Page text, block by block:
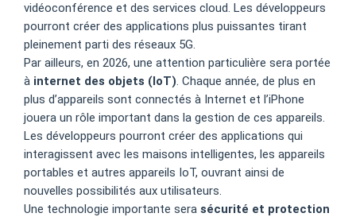
vidéoconférence et des services cloud. Les développeurs
pourront créer des applications plus puissantes tirant
pleinement parti des réseaux 5G.
Par ailleurs, en 2026, une attention particulière sera portée
à internet des objets (IoT). Chaque année, de plus en
plus d’appareils sont connectés à Internet et l’iPhone
jouera un rôle important dans la gestion de ces appareils.
Les développeurs pourront créer des applications qui
interagissent avec les maisons intelligentes, les appareils
portables et autres appareils IoT, ouvrant ainsi de
nouvelles possibilités aux utilisateurs.
Une technologie importante sera sécurité et protection